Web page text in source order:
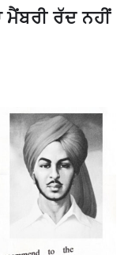
ਰੱਦ ਨਹੀਂ